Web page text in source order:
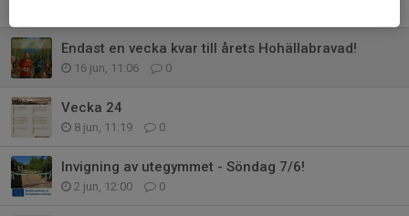
Endast en vecka kvar till årets Hohällabravad!
16 jun, 11:06 0
Vecka 24
8 jun, 11:19 0
Invigning av utegymmet - Söndag 7/6!
2 jun, 12:00 0